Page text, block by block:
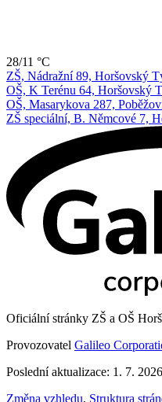
28/11 °C
ZŠ, Nádražní 89, Horšovský
OŠ, K Terénu 64, Horšovský
OŠ, Masarykova 287,
ZŠ speciální, B. Němcové 7,
Oficiální stránky ZŠ a OŠ
Provozovatel Galileo
Poslední aktualizace: 1. 7. 2026
Změna vzhledu, Struktura